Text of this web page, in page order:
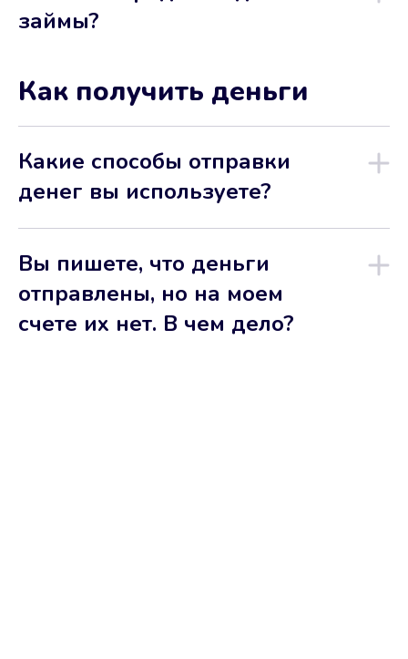
займы?
Как получить деньги
Какие способы отправки
денег вы используете?
Вы пишете, что деньги
отправлены, но на моем
счете их нет. В чем дело?